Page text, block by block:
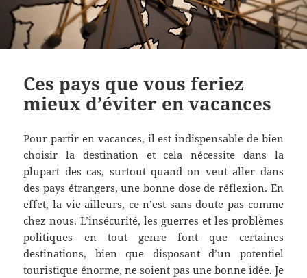
Ces pays que vous feriez
mieux d’éviter en vacances
Pour partir en vacances, il est indispensable de bien
choisir la destination et cela nécessite dans la
plupart des cas, surtout quand on veut aller dans
des pays étrangers, une bonne dose de réflexion. En
effet, la vie ailleurs, ce n’est sans doute pas comme
chez nous. L’insécurité, les guerres et les problèmes
politiques en tout genre font que certaines
destinations, bien que disposant d’un potentiel
touristique énorme, ne soient pas une bonne idée. Je